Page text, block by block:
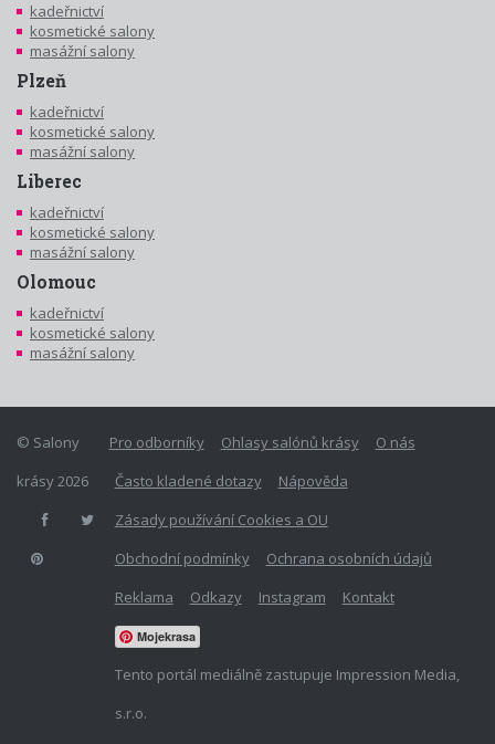
kadeřnictví
kosmetické salony
masážní salony
Plzeň
kadeřnictví
kosmetické salony
masážní salony
Liberec
kadeřnictví
kosmetické salony
masážní salony
Olomouc
kadeřnictví
kosmetické salony
masážní salony
Pro odborníky Ohlasy salónů krásy
O nás
Často kladené dotazy
Nápověda
Zásady používání Cookies a OU
Obchodní podmínky
Ochrana osobních údajů
Reklama
Odkazy Instagram Kontakt
Mojekrasa
Tento portál mediálně zastupuje Impression Media,
s.r.o.
© Salony
krásy 2026